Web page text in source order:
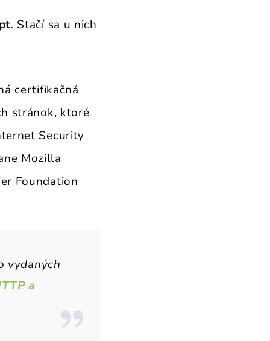
Stačí sa u nich
certifikačná
stránok, ktoré
Security
Mozilla
Foundation
vydaných
a